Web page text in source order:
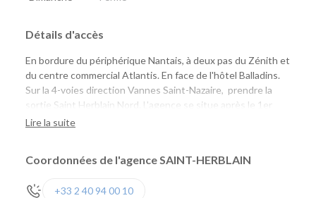
Détails d'accès
En bordure du périphérique Nantais, à deux pas du Zénith et
du centre commercial Atlantis. En face de l'hôtel Balladins.
Sur la 4-voies direction Vannes Saint-Nazaire, prendre la
sortie Saint Herblain Nord. L'agence se situe après le 1er
Rond-Point à droite, juste après le magasin Chlorophylle.
Lire la suite
Coordonnées de l'agence SAINT-HERBLAIN
+33 2 40 94 00 10